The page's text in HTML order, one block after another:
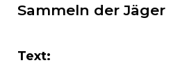
Sammeln der Jäger
Text: